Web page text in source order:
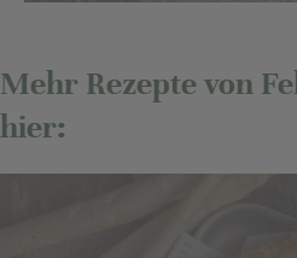
Mehr Rezepte von
hier: